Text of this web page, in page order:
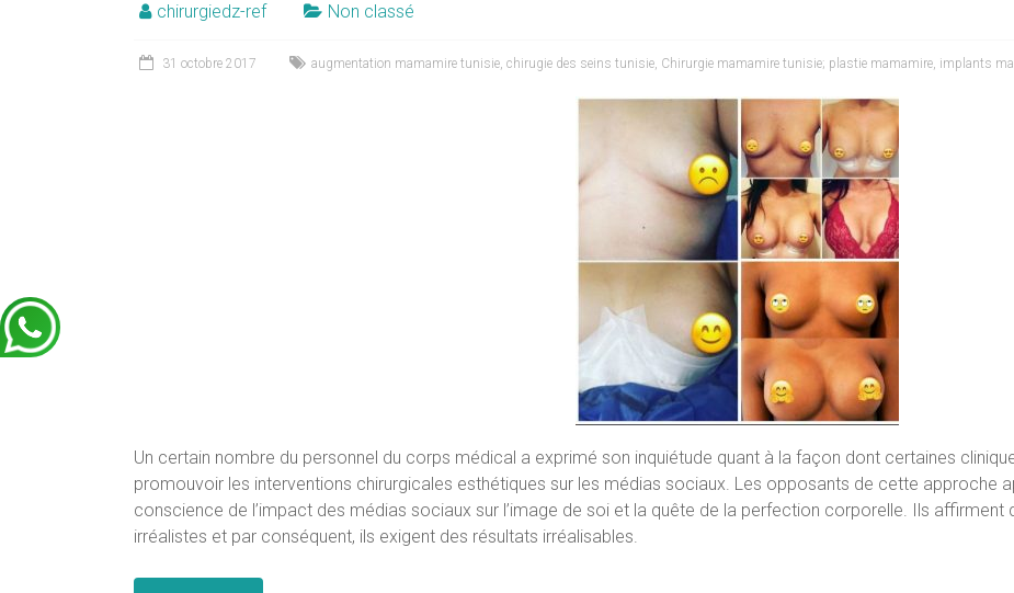
chirurgiedz-ref Non classé
31 octobre 2017 augmentation mamamire tunisie, chirugie des seins tunisie, Chirurgie mamamire tunisie; plastie mamamire, implants
Un certain nombre du personnel du corps médical a exprimé son inquiétude quant à la façon dont certaines
promouvoir les interventions chirurgicales esthétiques sur les médias sociaux. Les opposants de cette approche
conscience de l’impact des médias sociaux sur l’image de soi et la quête de la perfection corporelle. Ils
irréalistes et par conséquent, ils exigent des résultats irréalisables.